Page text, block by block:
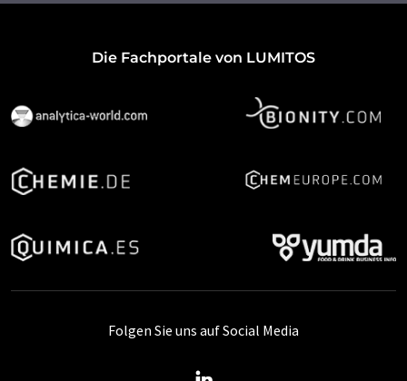
Die Fachportale von LUMITOS
Folgen Sie uns auf Social Media